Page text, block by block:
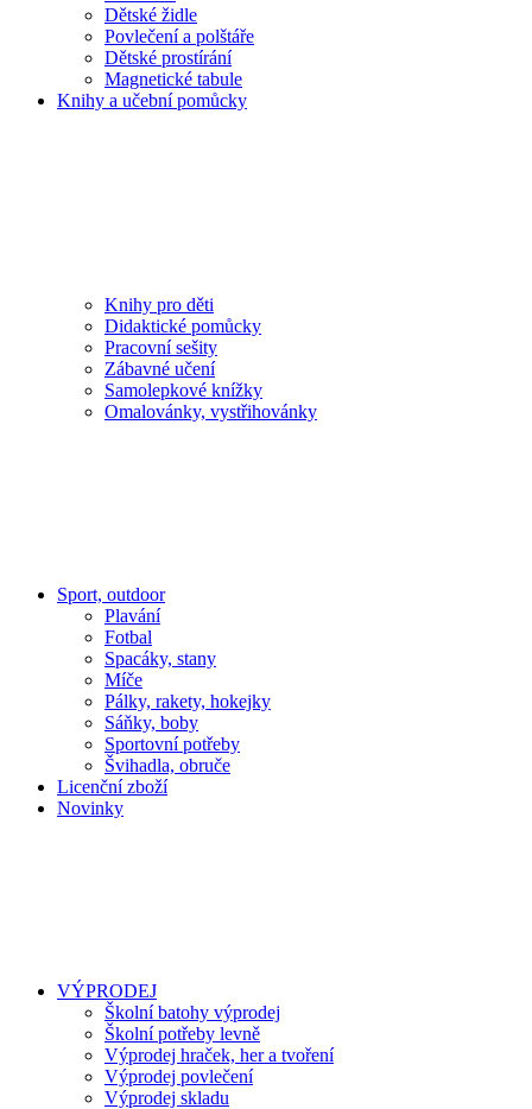
Dětské židle
Povlečení a polštáře
Dětské prostírání
Magnetické tabule
Knihy a učební pomůcky
Knihy pro děti
Didaktické pomůcky
Pracovní sešity
Zábavné učení
Samolepkové knížky
Omalovánky, vystřihovánky
Sport, outdoor
Plavání
Fotbal
Spacáky, stany
Míče
Pálky, rakety, hokejky
Sáňky, boby
Sportovní potřeby
Švihadla, obruče
Licenční zboží
Novinky
VÝPRODEJ
Školní batohy výprodej
Školní potřeby levně
Výprodej hraček, her a tvoření
Výprodej povlečení
Výprodej skladu